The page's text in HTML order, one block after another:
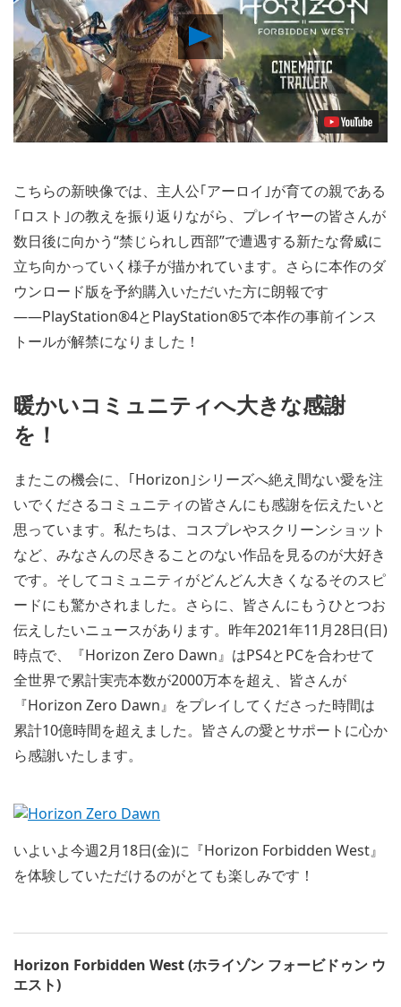
Play
Video
こちらの新映像では、主人公｢アーロイ｣が育ての親である
｢ロスト｣の教えを振り返りながら、プレイヤーの皆さんが
数日後に向かう“禁じられし西部”で遭遇する新たな脅威に
立ち向かっていく様子が描かれています。さらに本作のダ
ウンロード版を予約購入いただいた方に朗報です
――PlayStation®4とPlayStation®5で本作の事前インス
トールが解禁になりました！
暖かいコミュニティへ大きな感謝
を！
またこの機会に、｢Horizon｣シリーズへ絶え間ない愛を注
いでくださるコミュニティの皆さんにも感謝を伝えたいと
思っています。私たちは、コスプレやスクリーンショット
など、みなさんの尽きることのない作品を見るのが大好き
です。そしてコミュニティがどんどん大きくなるそのスピ
ードにも驚かされました。さらに、皆さんにもうひとつお
伝えしたいニュースがあります。昨年2021年11月28日(日)
時点で、『Horizon Zero Dawn』はPS4とPCを合わせて
全世界で累計実売本数が2000万本を超え、皆さんが
『Horizon Zero Dawn』をプレイしてくださった時間は
累計10億時間を超えました。皆さんの愛とサポートに心か
ら感謝いたします。
いよいよ今週2月18日(金)に『Horizon Forbidden West』
を体験していただけるのがとても楽しみです！
Horizon Forbidden West (ホライゾン フォービドゥン ウ
エスト)